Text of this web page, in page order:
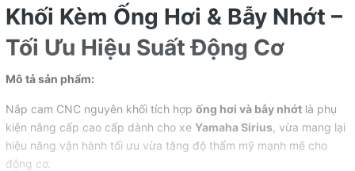
Khối Kèm Ống Hơi & Bẫy Nhớt –
Tối Ưu Hiệu Suất Động Cơ
Mô tả sản phẩm:
Nắp cam CNC nguyên khối tích hợp ống hơi và bẫy nhớt là phụ
kiện nâng cấp cao cấp dành cho xe Yamaha Sirius, vừa mang lại
hiệu năng vận hành tối ưu vừa tăng độ thẩm mỹ mạnh mẽ cho
động cơ.